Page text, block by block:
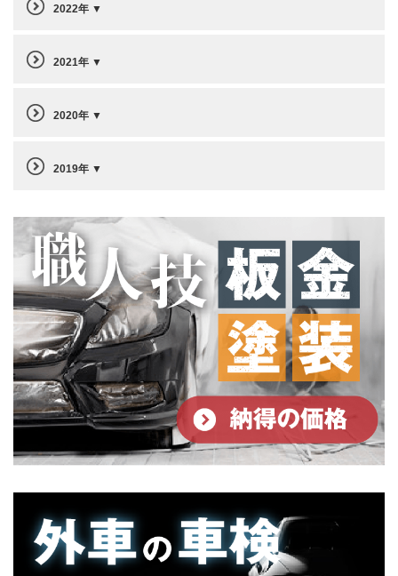
2022年
2021年
2020年
2019年